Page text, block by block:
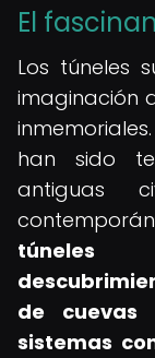
El
Los túneles
imaginación
han sido
antiguas
túneles
de cuevas
sistemas